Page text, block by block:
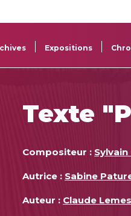
Sacem
projets
Expositions
Texte
Compositeur :
Autrice : Sabine
Auteur : Claude